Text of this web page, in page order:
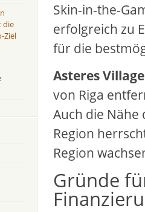
Skin-in-the-
erfolgreich zu
für die
Asteres Village
von Riga
Auch die Nähe
Region
Region
Gründe
die
Ziel